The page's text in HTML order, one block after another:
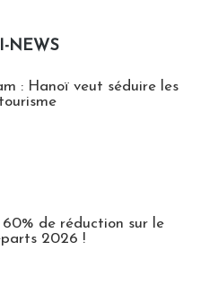
NEWS
: Hanoï veut séduire les
60% de réduction sur le
2026 !